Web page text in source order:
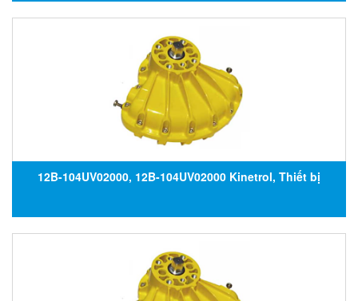
12B-104UV02000, 12B-104UV02000 Kinetrol, Thiết bị
Nam